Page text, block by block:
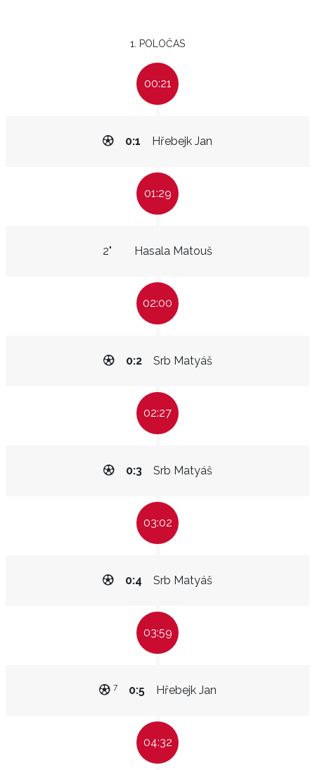
1. POLOČAS
00:21
Hřebejk Jan
0:1
01:29
Hasala Matouš
2"
02:00
Srb Matyáš
0:2
02:27
Srb Matyáš
0:3
03:02
Srb Matyáš
0:4
03:59
Hřebejk Jan
0:5
7
04:32